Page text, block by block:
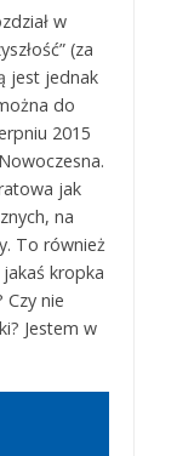
w
(za
jest jednak
do
2015
jak
na
To również
kropka
nie
Jestem w